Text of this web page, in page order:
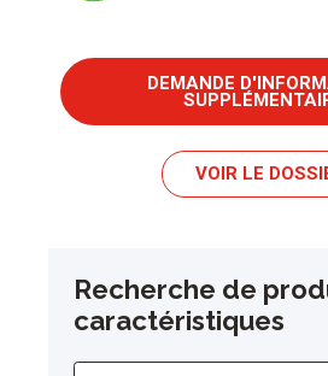
DEMANDE
VOIR LE
Recherche de
caractéristiques